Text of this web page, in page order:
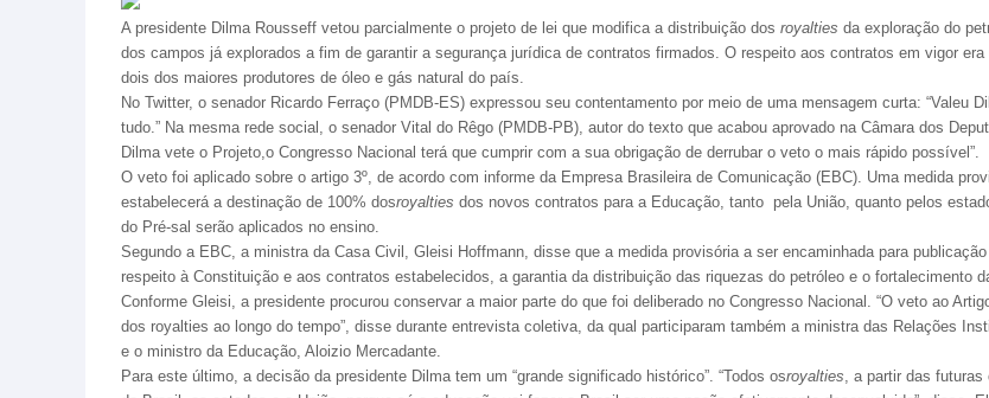
A presidente Dilma Rousseff vetou parcialmente o projeto de lei que modifica a distribuição dos royalties da exploração do
dos campos já explorados a fim de garantir a segurança jurídica de contratos firmados. O respeito aos contratos em vigor
dois dos maiores produtores de óleo e gás natural do país.
No Twitter, o senador Ricardo Ferraço (PMDB-ES) expressou seu contentamento por meio de uma mensagem curta:
tudo.” Na mesma rede social, o senador Vital do Rêgo (PMDB-PB), autor do texto que acabou aprovado na Câmara dos
Dilma vete o Projeto,o Congresso Nacional terá que cumprir com a sua obrigação de derrubar o veto o mais rápido possível”.
O veto foi aplicado sobre o artigo 3º, de acordo com informe da Empresa Brasileira de Comunicação (EBC). Uma medida
estabelecerá a destinação de 100% dosroyalties dos novos contratos para a Educação, tanto pela União, quanto pelos
do Pré-sal serão aplicados no ensino.
Segundo a EBC, a ministra da Casa Civil, Gleisi Hoffmann, disse que a medida provisória a ser encaminhada para
respeito à Constituição e aos contratos estabelecidos, a garantia da distribuição das riquezas do petróleo e o fortalecimento
Conforme Gleisi, a presidente procurou conservar a maior parte do que foi deliberado no Congresso Nacional. “O veto ao
dos royalties ao longo do tempo”, disse durante entrevista coletiva, da qual participaram também a ministra das Relações
e o ministro da Educação, Aloizio Mercadante.
Para este último, a decisão da presidente Dilma tem um “grande significado histórico”. “Todos osroyalties, a partir das